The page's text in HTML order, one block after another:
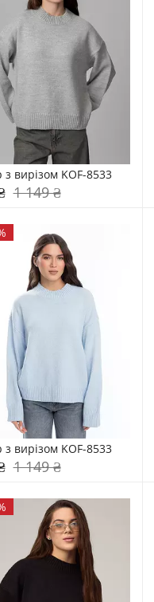
з вирізом KOF-8533
1 149 ₴
з вирізом KOF-8533
1 149 ₴